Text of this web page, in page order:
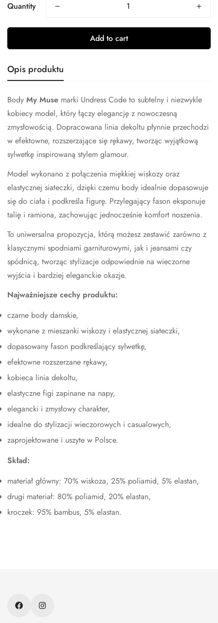
Quantity
Add to cart
Opis produktu
Body My Muse marki Undress Code to subtelny i niezwykle
kobiecy model, który łączy elegancję z nowoczesną
zmysłowością. Dopracowana linia dekoltu płynnie przechodzi
w efektowne, rozszerzające się rękawy, tworząc wyjątkową
sylwetkę inspirowaną stylem glamour.
Model wykonano z połączenia miękkiej wiskozy oraz
elastycznej siateczki, dzięki czemu body idealnie dopasowuje
się do ciała i podkreśla figurę. Przylegający fason eksponuje
talię i ramiona, zachowując jednocześnie komfort noszenia.
To uniwersalna propozycja, którą możesz zestawić zarówno z
klasycznymi spodniami garniturowymi, jak i jeansami czy
spódnicą, tworząc stylizacje odpowiednie na wieczorne
wyjścia i bardziej eleganckie okazje.
Najważniejsze cechy produktu:
czarne body damskie,
wykonane z mieszanki wiskozy i elastycznej siateczki,
dopasowany fason podkreślający sylwetkę,
efektowne rozszerzane rękawy,
kobieca linia dekoltu,
elastyczne figi zapinane na napy,
elegancki i zmysłowy charakter,
idealne do stylizacji wieczorowych i casualowych,
zaprojektowane i uszyte w Polsce.
Skład:
materiał główny: 70% wiskoza, 25% poliamid, 5% elastan,
drugi materiał: 80% poliamid, 20% elastan,
kroczek: 95% bambus, 5% elastan.
Kontakt